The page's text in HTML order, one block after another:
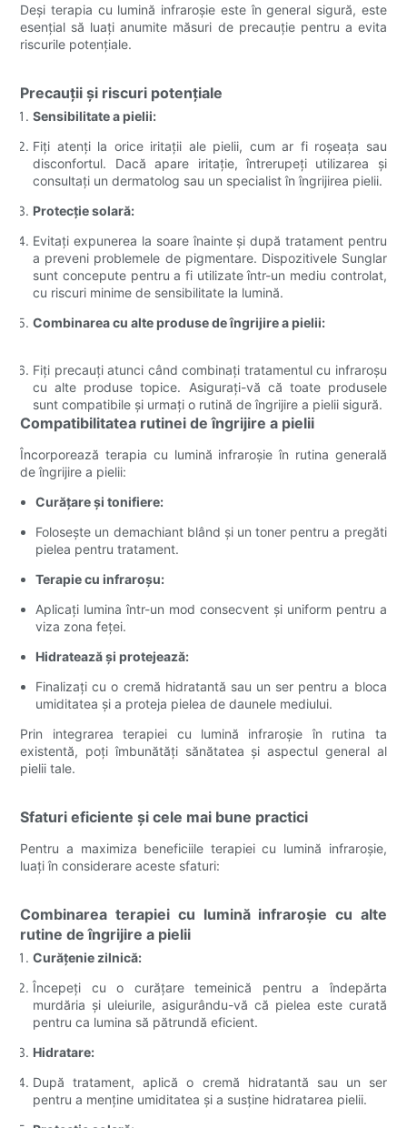
Deși terapia cu lumină infraroșie este în general sigură, este
esențial să luați anumite măsuri de precauție pentru a evita
riscurile potențiale.
Precauții și riscuri potențiale
Sensibilitate a pielii:
Fiți atenți la orice iritații ale pielii, cum ar fi roșeața sau
disconfortul. Dacă apare iritație, întrerupeți utilizarea și
consultați un dermatolog sau un specialist în îngrijirea pielii.
Protecție solară:
Evitați expunerea la soare înainte și după tratament pentru
a preveni problemele de pigmentare. Dispozitivele Sunglar
sunt concepute pentru a fi utilizate într-un mediu controlat,
cu riscuri minime de sensibilitate la lumină.
Combinarea cu alte produse de îngrijire a pielii:
Fiți precauți atunci când combinați tratamentul cu infraroșu
cu alte produse topice. Asigurați-vă că toate produsele
sunt compatibile și urmați o rutină de îngrijire a pielii sigură.
Compatibilitatea rutinei de îngrijire a pielii
Încorporează terapia cu lumină infraroșie în rutina generală
de îngrijire a pielii:
Curățare și tonifiere:
Folosește un demachiant blând și un toner pentru a pregăti
pielea pentru tratament.
Terapie cu infraroșu:
Aplicați lumina într-un mod consecvent și uniform pentru a
viza zona feței.
Hidratează și protejează:
Finalizați cu o cremă hidratantă sau un ser pentru a bloca
umiditatea și a proteja pielea de daunele mediului.
Prin integrarea terapiei cu lumină infraroșie în rutina ta
existentă, poți îmbunătăți sănătatea și aspectul general al
pielii tale.
Sfaturi eficiente și cele mai bune practici
Pentru a maximiza beneficiile terapiei cu lumină infraroșie,
luați în considerare aceste sfaturi:
Combinarea terapiei cu lumină infraroșie cu alte
rutine de îngrijire a pielii
Curățenie zilnică:
Începeți cu o curățare temeinică pentru a îndepărta
murdăria și uleiurile, asigurându-vă că pielea este curată
pentru ca lumina să pătrundă eficient.
Hidratare:
După tratament, aplică o cremă hidratantă sau un ser
pentru a menține umiditatea și a susține hidratarea pielii.